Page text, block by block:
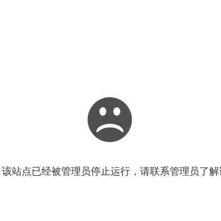
站点已经被管理员停止运行，请联系管理员了